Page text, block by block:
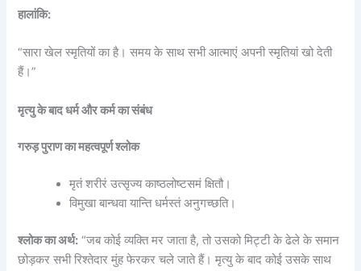
हालांकि:
“सारा खेल स्मृतियों का है। समय के साथ सभी आत्माएं अपनी स्मृतियां खो देती
हैं।”
मृत्यु के बाद धर्म और कर्म का संबंध
गरुड़ पुराण का महत्वपूर्ण श्लोक
मृतं शरीरं उत्सृज्य काष्ठलोष्टसमं क्षितौ।
विमुखा बान्धवा यान्ति धर्मस्तं अनुगच्छति।
श्लोक का अर्थ: “जब कोई व्यक्ति मर जाता है, तो उसको मिट्टी के ढेले के समान
छोड़कर सभी रिश्तेदार मुंह फेरकर चले जाते हैं। मृत्यु के बाद कोई उसके साथ